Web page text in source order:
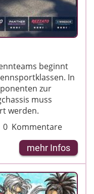
beginnt
In
zur
muss
werden.
0 Kommentare
mehr Infos